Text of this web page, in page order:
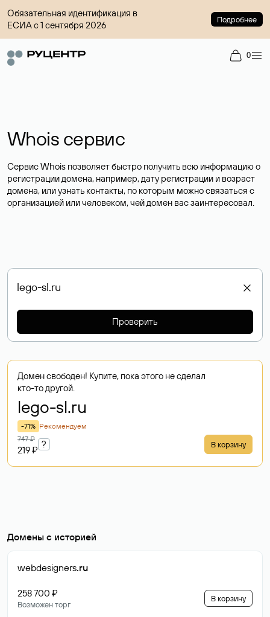
Обязательная идентификация в
ЕСИА с 1 сентября 2026
Подробнее
0
Whois сервис
Сервис Whois позволяет быстро получить всю информацию о
регистрации домена, например, дату регистрации и возраст
домена, или узнать контакты, по которым можно связаться с
организацией или человеком, чей домен вас заинтересовал.
Проверить
Домен свободен! Купите, пока этого не сделал
кто-то другой.
lego-sl.ru
-71% Рекомендуем
747 ₽
219 ₽
? В корзину
Домены с историей
webdesigners.ru
258 700 ₽
Возможен торг
В корзину